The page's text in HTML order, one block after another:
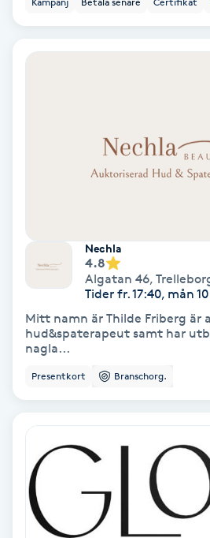
Bambumassage
Barnklippning
Blowout
Brynformning
Brynfärgning
Brynplockning
Nechla
4.8
Algatan 46,
Tider fr. 17:40, mån
Mitt namn är Thilde Friberg är
hud&spaterapeut samt har
nagla...
Presentkort Branschorg.